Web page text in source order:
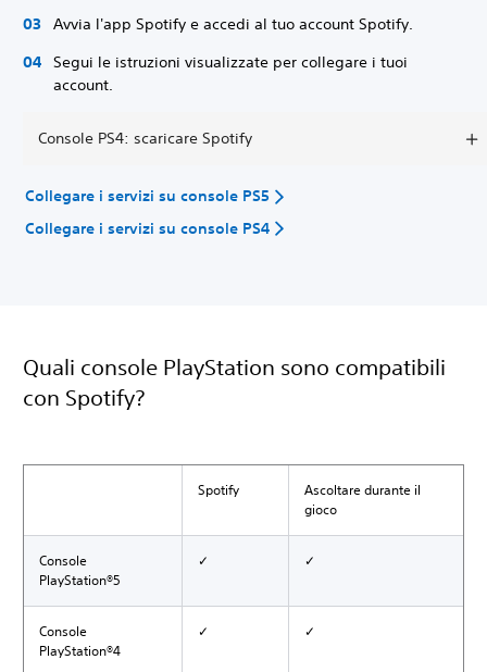
Avvia l'app Spotify e accedi al tuo account Spotify.
Segui le istruzioni visualizzate per collegare i tuoi
account.
Console PS4: scaricare Spotify
Collegare i servizi su console PS5
Collegare i servizi su console PS4
Quali console PlayStation sono compatibili
con Spotify?
Spotify
Ascoltare durante il
gioco
Console
PlayStation®5
✓ ✓
Console
PlayStation®4
✓ ✓